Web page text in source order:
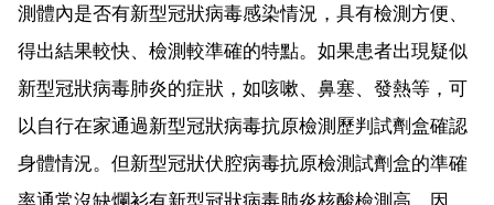
測體內是否有新型冠狀病毒感染情況，具有檢測方便、
得出結果較快、檢測較準確的特點。如果患者出現疑似
新型冠狀病毒肺炎的症狀，如咳嗽、鼻塞、發熱等，可
以自行在家通過新型冠狀病毒抗原檢測歷判試劑盒確認
身體情況。但新型冠狀伏腔病毒抗原檢測試劑盒的準確
率通常沒缺爛衫有新型冠狀病毒肺炎核酸檢測高，因